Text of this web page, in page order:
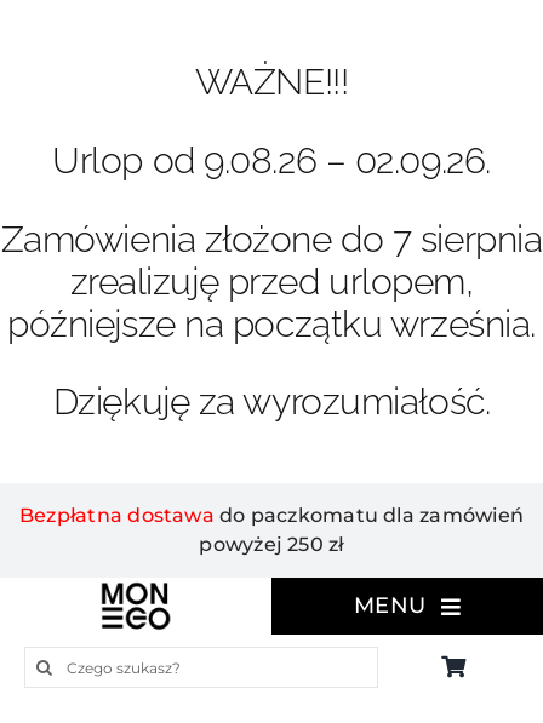
WAŻNE!!!
Urlop od 9.08.26 – 02.09.26.
Zamówienia złożone do 7 sierpnia
zrealizuję przed urlopem,
późniejsze na początku września.
Dziękuję za wyrozumiałość.
Bezpłatna dostawa do paczkomatu dla zamówień
powyżej 250 zł
MENU
Szukaj